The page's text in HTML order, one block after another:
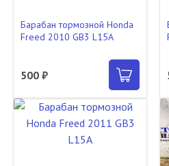
Барабан тормозной Honda
Freed 2010 GB3 L15A
500 ₽